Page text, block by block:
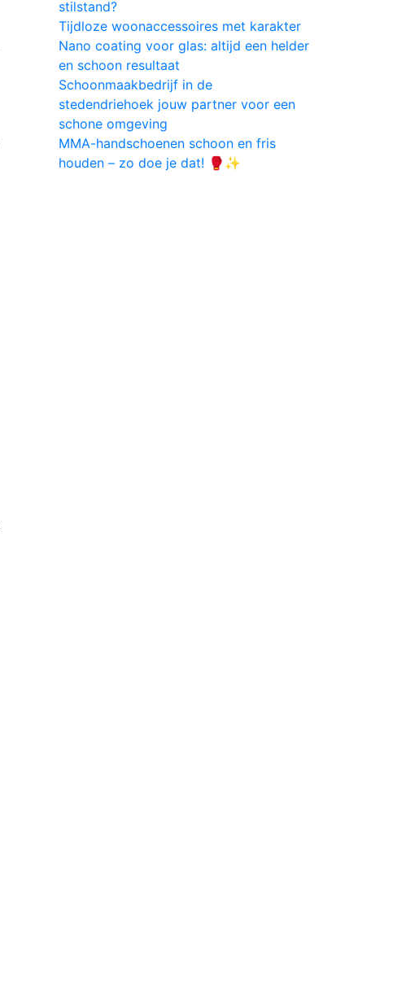
stilstand?
Tijdloze woonaccessoires met karakter
Nano coating voor glas: altijd een helder
en schoon resultaat
Schoonmaakbedrijf in de
stedendriehoek jouw partner voor een
schone omgeving
MMA-handschoenen schoon en fris
houden – zo doe je dat! 🥊✨